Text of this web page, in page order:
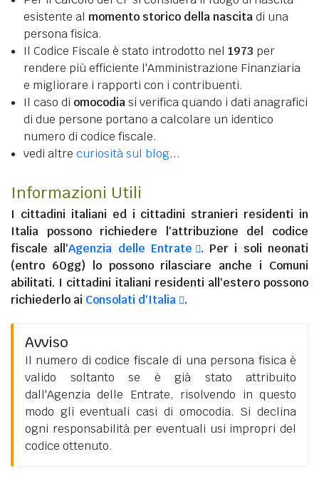
esistente al momento storico della nascitadi una
persona fisica.
Il Codice Fiscale è stato introdotto nel 1973 per
rendere più efficiente l'Amministrazione Finanziaria
e migliorare i rapporti con i contribuenti.
Il caso di omocodiasi verifica quando i dati anagrafici
di due persone portano a calcolare un identico
numero di codice fiscale.
vedi altre curiosità sul blog...
Informazioni Utili
I cittadini italiani ed i cittadini stranieri residenti in
Italia possono richiedere l'attribuzione del codice
fiscale all'Agenzia delle Entrate
. Per i soli neonati
(entro 60gg) lo possono rilasciare anche i Comuni
abilitati. I cittadini italiani residenti all'esteropossono
richiederlo ai Consolati d'Italia .
Avviso
Il numero di codice fiscale di una persona fisica è
valido soltanto se è già stato attribuito
dall'Agenzia delle Entrate, risolvendo in questo
modo gli eventuali casi di omocodia. Si declina
ogni responsabilità per eventuali usi impropri del
codice ottenuto.